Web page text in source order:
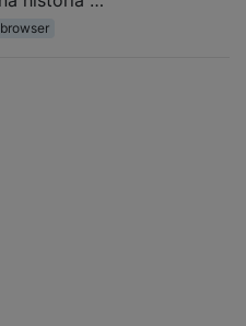
browser